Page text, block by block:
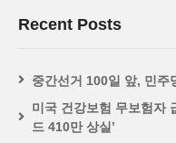
Recent Posts
중간선거 100일 앞, 민주
미국 건강보험 무보험자
드 410만 상실’